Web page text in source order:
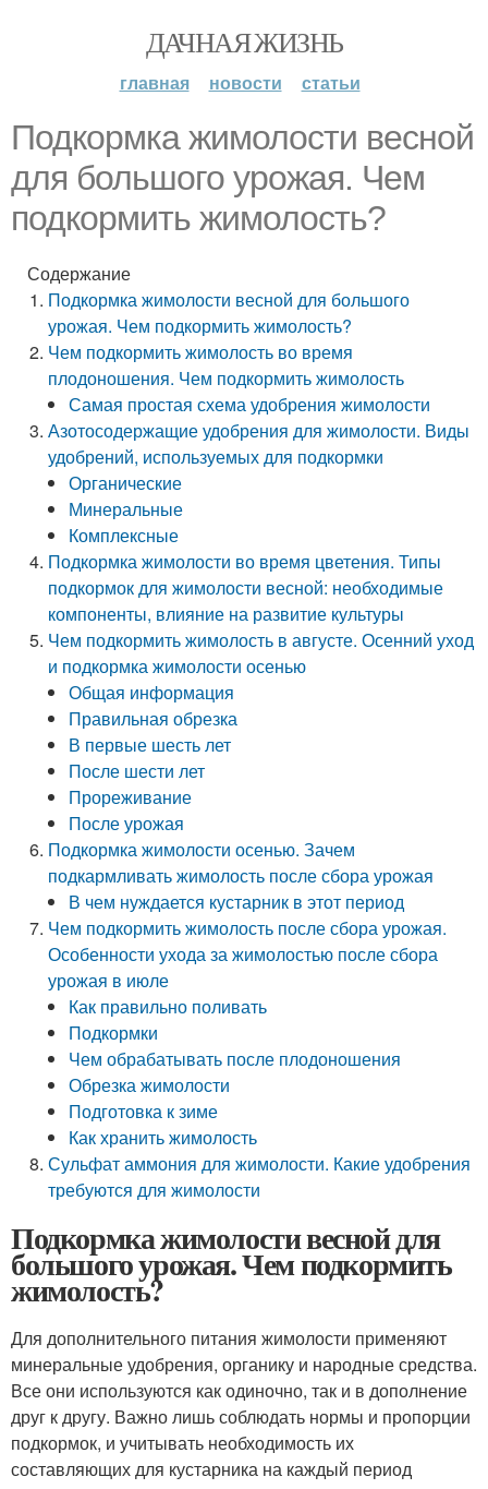
ДАЧНАЯ ЖИЗНЬ
главная новости статьи
Подкормка жимолости весной
для большого урожая. Чем
подкормить жимолость?
Содержание
Подкормка жимолости весной для большого
урожая. Чем подкормить жимолость?
Чем подкормить жимолость во время
плодоношения. Чем подкормить жимолость
Самая простая схема удобрения жимолости
Азотосодержащие удобрения для жимолости. Виды
удобрений, используемых для подкормки
Органические
Минеральные
Комплексные
Подкормка жимолости во время цветения. Типы
подкормок для жимолости весной: необходимые
компоненты, влияние на развитие культуры
Чем подкормить жимолость в августе. Осенний уход
и подкормка жимолости осенью
Общая информация
Правильная обрезка
В первые шесть лет
После шести лет
Прореживание
После урожая
Подкормка жимолости осенью. Зачем
подкармливать жимолость после сбора урожая
В чем нуждается кустарник в этот период
Чем подкормить жимолость после сбора урожая.
Особенности ухода за жимолостью после сбора
урожая в июле
Как правильно поливать
Подкормки
Чем обрабатывать после плодоношения
Обрезка жимолости
Подготовка к зиме
Как хранить жимолость
Сульфат аммония для жимолости. Какие удобрения
требуются для жимолости
Подкормка жимолости весной для
большого урожая. Чем подкормить
жимолость?
Для дополнительного питания жимолости применяют
минеральные удобрения, органику и народные средства.
Все они используются как одиночно, так и в дополнение
друг к другу. Важно лишь соблюдать нормы и пропорции
подкормок, и учитывать необходимость их
составляющих для кустарника на каждый период